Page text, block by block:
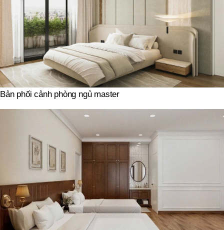
Bản phối cảnh phòng ngủ master